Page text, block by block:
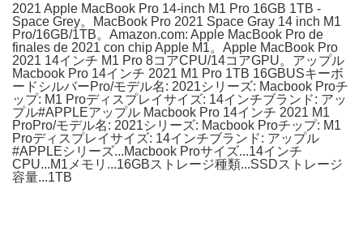
2021 Apple MacBook Pro 14-inch M1 Pro 16GB 1TB -
Space Grey。MacBook Pro 2021 Space Gray 14 inch M1
Pro/16GB/1TB。Amazon.com: Apple MacBook Pro de
finales de 2021 con chip Apple M1。Apple MacBook Pro
2021 14インチ M1 Pro 8コアCPU/14コアGPU。アップル
Macbook Pro 14インチ 2021 M1 Pro 1TB 16GBUSキーボ
ードシルバーPro/モデル名: 2021シリーズ: Macbook Proチ
ップ: M1 Proディスプレイサイズ: 14インチブランド: アッ
プル#APPLEアップル Macbook Pro 14インチ 2021 M1
ProPro/モデル名: 2021シリーズ: Macbook Proチップ: M1
Proディスプレイサイズ: 14インチブランド: アップル
#APPLEシリーズ...Macbook Proサイズ...14インチ
CPU...M1メモリ...16GBストレージ種類...SSDストレージ
容量...1TB